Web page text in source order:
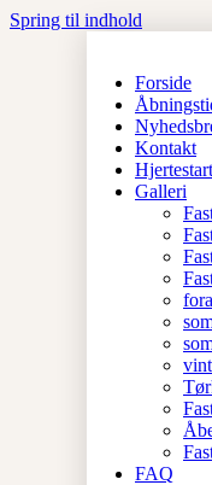
Spring til indhold
Forside
Kontakt
Galleri
FAQ